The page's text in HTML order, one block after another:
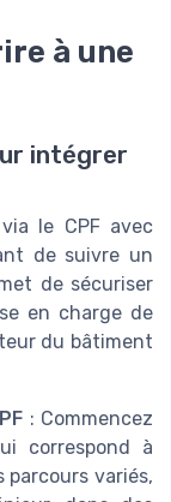
à une
intégrer
le CPF avec
de suivre un
de sécuriser
en charge de
du bâtiment
: Commencez
correspond à
parcours variés,